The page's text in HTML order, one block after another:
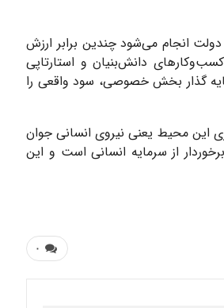
انجام می‌شود چندین برابر ارزش
دانش‌بنیان و استارتاپی
گذار بخش خصوصی، سود واقعی را
این محیط یعنی نیروی انسانی جوان
از سرمایه انسانی است و این
۰